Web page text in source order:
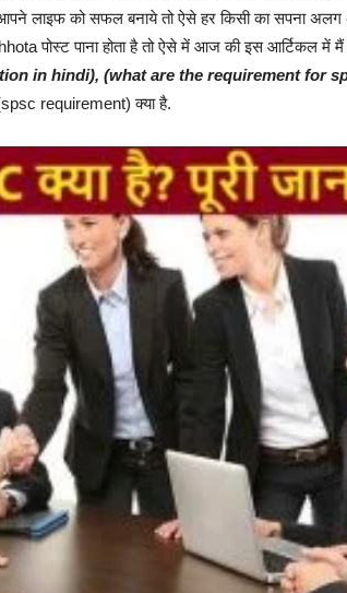
लाइफ को सफल बनाये तो ऐसे हर किसी का सपना अलग
पोस्ट पाना होता है तो ऐसे में आज की इस आर्टिकल में
in hindi), (what are the requirement for
requirement) क्या है.